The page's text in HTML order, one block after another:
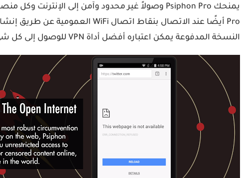
النسخة المدفوعة يمكن اعتباره أفضل أداة VPN للوصول إلى كل شيء على الإنترنت بشكل آمن بدون اعلانات مزعجة مع اتصال غير محدودة.